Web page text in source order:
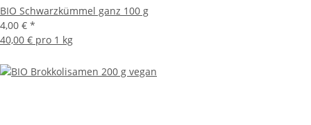
BIO Schwarzkümmel ganz 100 g
4,00 € *
40,00 € pro 1 kg